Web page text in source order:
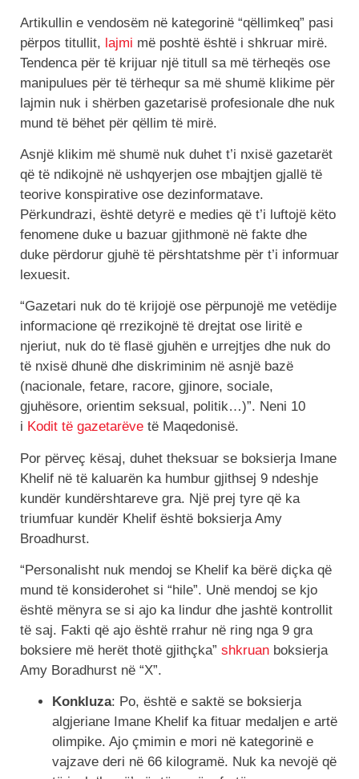
Artikullin e vendosëm në kategorinë “qëllimkeq” pasi
përpos titullit, lajmi më poshtë është i shkruar mirë.
Tendenca për të krijuar një titull sa më tërheqës ose
manipulues për të tërhequr sa më shumë klikime për
lajmin nuk i shërben gazetarisë profesionale dhe nuk
mund të bëhet për qëllim të mirë.
Asnjë klikim më shumë nuk duhet t’i nxisë gazetarët
që të ndikojnë në ushqyerjen ose mbajtjen gjallë të
teorive konspirative ose dezinformatave.
Përkundrazi, është detyrë e medies që t’i luftojë këto
fenomene duke u bazuar gjithmonë në fakte dhe
duke përdorur gjuhë të përshtatshme për t’i informuar
lexuesit.
“Gazetari nuk do të krijojë ose përpunojë me vetëdije
informacione që rrezikojnë të drejtat ose liritë e
njeriut, nuk do të flasë gjuhën e urrejtjes dhe nuk do
të nxisë dhunë dhe diskriminim në asnjë bazë
(nacionale, fetare, racore, gjinore, sociale,
gjuhësore, orientim seksual, politik…)”. Neni 10
i Kodit të gazetarëve të Maqedonisë.
Por përveç kësaj, duhet theksuar se boksierja Imane
Khelif në të kaluarën ka humbur gjithsej 9 ndeshje
kundër kundërshtareve gra. Një prej tyre që ka
triumfuar kundër Khelif është boksierja Amy
Broadhurst.
“Personalisht nuk mendoj se Khelif ka bërë diçka që
mund të konsiderohet si “hile”. Unë mendoj se kjo
është mënyra se si ajo ka lindur dhe jashtë kontrollit
të saj. Fakti që ajo është rrahur në ring nga 9 gra
boksiere më herët thotë gjithçka” shkruan boksierja
Amy Boradhurst në “X”.
Konkluza: Po, është e saktë se boksierja
algjeriane Imane Khelif ka fituar medaljen e artë
olimpike. Ajo çmimin e mori në kategorinë e
vajzave deri në 66 kilogramë. Nuk ka nevojë që